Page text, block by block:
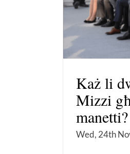
Każ li
Mizzi
manetti?
Wed, 24th